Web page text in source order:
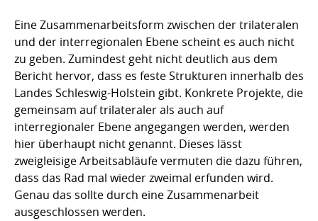
Eine Zusammenarbeitsform zwischen der trilateralen
und der interregionalen Ebene scheint es auch nicht
zu geben. Zumindest geht nicht deutlich aus dem
Bericht hervor, dass es feste Strukturen innerhalb des
Landes Schleswig-Holstein gibt. Konkrete Projekte, die
gemeinsam auf trilateraler als auch auf
interregionaler Ebene angegangen werden, werden
hier überhaupt nicht genannt. Dieses lässt
zweigleisige Arbeitsabläufe vermuten die dazu führen,
dass das Rad mal wieder zweimal erfunden wird.
Genau das sollte durch eine Zusammenarbeit
ausgeschlossen werden.